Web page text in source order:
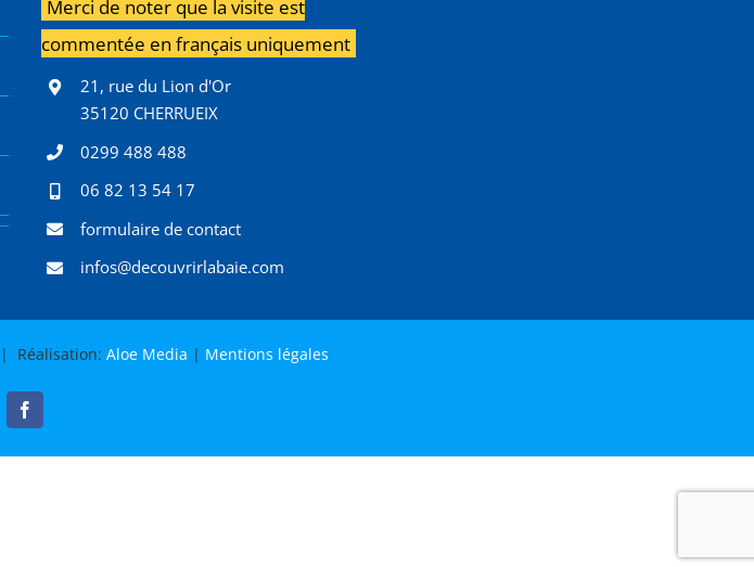
Merci de noter que la visite est
commentée en français uniquement
21, rue du Lion d'Or
35120 CHERRUEIX
0299 488 488
06 82 13 54 17
formulaire de contact
infos@decouvrirlabaie.com
| Réalisation: Aloe Media | Mentions légales
Facebook